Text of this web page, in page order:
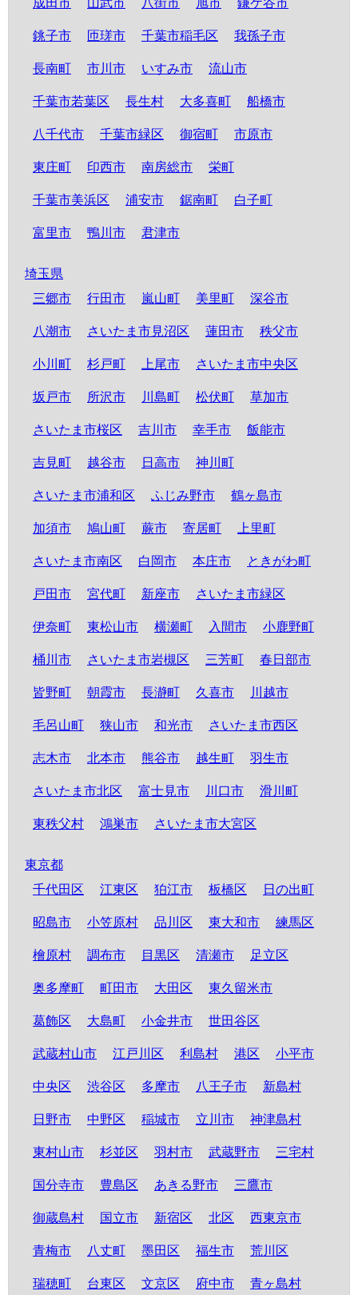
成田市 山武市 八街市 旭市 鎌ケ谷市
銚子市 匝瑳市 千葉市稲毛区 我孫子市
長南町 市川市 いすみ市 流山市
千葉市若葉区 長生村 大多喜町 船橋市
八千代市 千葉市緑区 御宿町 市原市
東庄町 印西市 南房総市 栄町
千葉市美浜区 浦安市 鋸南町 白子町
富里市 鴨川市 君津市
埼玉県
三郷市
行田市 嵐山町 美里町 深谷市
八潮市 さいたま市見沼区 蓮田市 秩父市
小川町 杉戸町 上尾市 さいたま市中央区
坂戸市 所沢市 川島町 松伏町 草加市
さいたま市桜区 吉川市 幸手市 飯能市
吉見町 越谷市 日高市 神川町
さいたま市浦和区 ふじみ野市 鶴ヶ島市
加須市 鳩山町 蕨市 寄居町 上里町
さいたま市南区 白岡市 本庄市 ときがわ町
戸田市 宮代町 新座市 さいたま市緑区
伊奈町 東松山市 横瀬町 入間市 小鹿野町
桶川市 さいたま市岩槻区 三芳町 春日部市
皆野町 朝霞市 長瀞町 久喜市 川越市
毛呂山町 狭山市 和光市 さいたま市西区
志木市 北本市 熊谷市 越生町 羽生市
さいたま市北区 富士見市 川口市 滑川町
東秩父村 鴻巣市 さいたま市大宮区
東京都
千代田区
江東区 狛江市 板橋区 日の出町
昭島市 小笠原村 品川区 東大和市 練馬区
檜原村 調布市 目黒区 清瀬市 足立区
奥多摩町 町田市 大田区 東久留米市
葛飾区 大島町 小金井市 世田谷区
武蔵村山市 江戸川区 利島村 港区 小平市
中央区 渋谷区 多摩市 八王子市 新島村
日野市 中野区 稲城市 立川市 神津島村
東村山市 杉並区 羽村市 武蔵野市 三宅村
国分寺市 豊島区 あきる野市 三鷹市
御蔵島村 国立市 新宿区 北区 西東京市
青梅市 八丈町 墨田区 福生市 荒川区
瑞穂町 台東区 文京区 府中市 青ヶ島村